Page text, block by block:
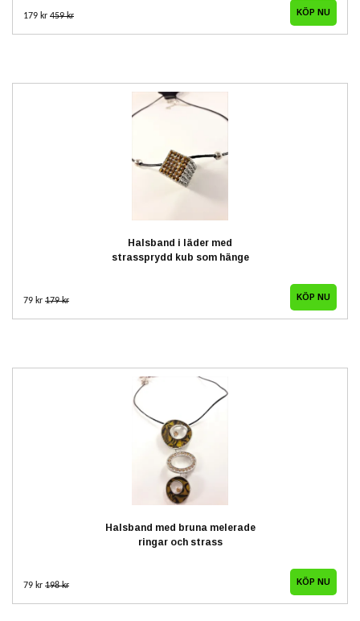
179 kr 459 kr
Halsband i läder med
strassprydd kub som hänge
79 kr 179 kr
Halsband med bruna melerade
ringar och strass
79 kr 198 kr